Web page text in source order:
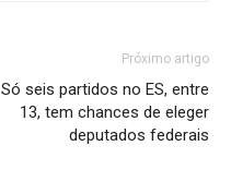
Próximo artigo
Só seis partidos no ES, entre
13, tem chances de eleger
deputados federais